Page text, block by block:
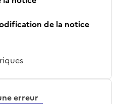
de la notice
erreur